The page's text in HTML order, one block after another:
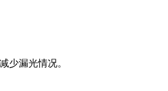
少漏光情况。